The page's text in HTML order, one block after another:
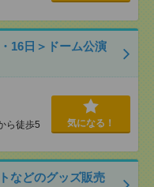
16日＞ドーム公演
ら徒歩5
気になる！
などのグッズ販売